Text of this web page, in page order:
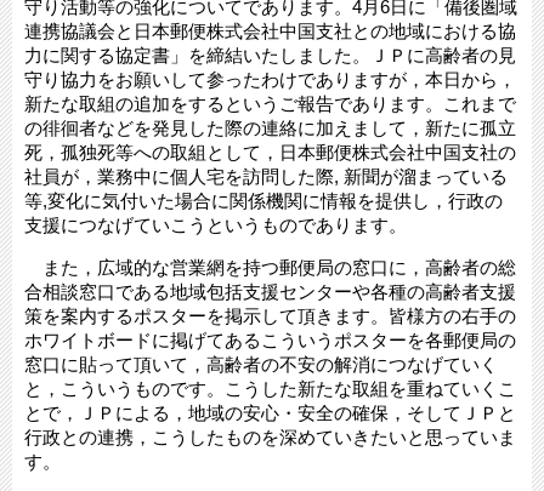
守り活動等の強化についてであります。4月6日に「備後圏域
連携協議会と日本郵便株式会社中国支社との地域における協
力に関する協定書」を締結いたしました。ＪＰに高齢者の見
守り協力をお願いして参ったわけでありますが，本日から，
新たな取組の追加をするというご報告であります。これまで
の徘徊者などを発見した際の連絡に加えまして，新たに孤立
死，孤独死等への取組として，日本郵便株式会社中国支社の
社員が，業務中に個人宅を訪問した際, 新聞が溜まっている
等,変化に気付いた場合に関係機関に情報を提供し，行政の
支援につなげていこうというものであります。
また，広域的な営業網を持つ郵便局の窓口に，高齢者の総
合相談窓口である地域包括支援センターや各種の高齢者支援
策を案内するポスターを掲示して頂きます。皆様方の右手の
ホワイトボードに掲げてあるこういうポスターを各郵便局の
窓口に貼って頂いて，高齢者の不安の解消につなげていく
と，こういうものです。こうした新たな取組を重ねていくこ
とで，ＪＰによる，地域の安心・安全の確保，そしてＪＰと
行政との連携，こうしたものを深めていきたいと思っていま
す。